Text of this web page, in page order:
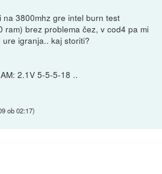
na 3800mhz gre intel burn test
ram) brez problema čez, v cod4 pa mi
igranja.. kaj storiti?
2.1V 5-5-5-18 ..
ob 02:17)